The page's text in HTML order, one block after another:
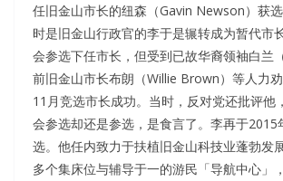
任旧金山市长的纽森（Gavin Newson）获
时是旧金山行政官的李于是辗转成为暂代市
会参选下任市长，但受到已故华裔领袖白兰
前旧金山市长布朗（Willie Brown）等人力
11月竞选市长成功。当时，反对党还批评他
会参选却还是参选，是食言了。李再于2015
选。他任内致力于扶植旧金山科技业蓬勃发
多个集床位与辅导于一的游民「导航中心」